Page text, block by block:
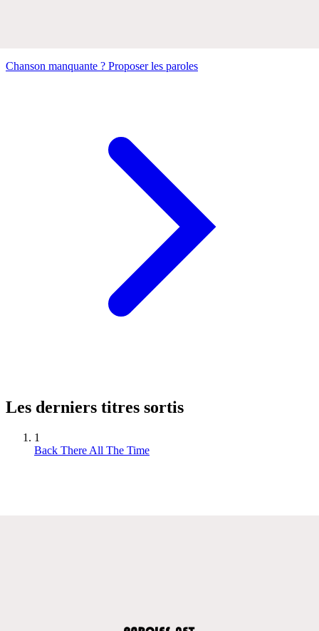
Chanson manquante ? Proposer les paroles
Les derniers titres sortis
1
Back There All The Time